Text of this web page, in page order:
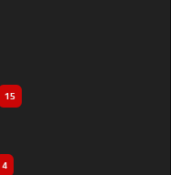
15
4